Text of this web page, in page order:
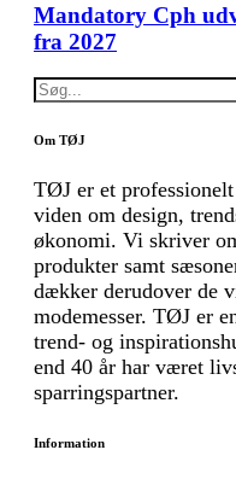
Mandatory Cph
fra 2027
Om TØJ
TØJ er et
viden om design,
økonomi. Vi skriver
produkter samt
dækker derudover de
modemesser. TØJ er
trend- og
end 40 år har været
sparringspartner.
Information